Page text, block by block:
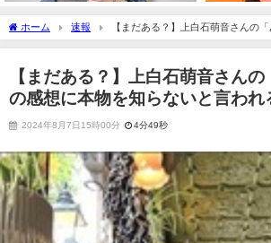
ホーム 速報
【まだある？】上白石萌音さんの
を知らないと言われることに
【まだある？】上白石萌音さん
の感想に本物を知らないと言われ
2024年8月7日15時00分 4分49秒